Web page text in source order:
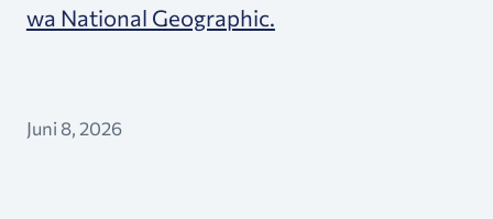
wa National Geographic.
Juni 8, 2026